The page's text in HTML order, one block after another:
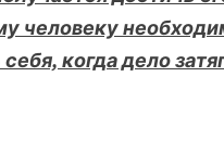
человеку
когда дело